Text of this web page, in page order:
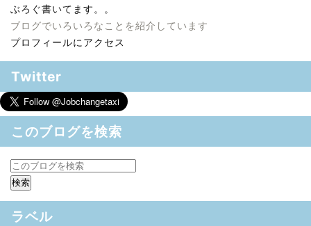
ぶろぐ書いてます。。
ブログでいろいろなことを紹介しています
プロフィールにアクセス
Twitter
このブログを検索
ラベル